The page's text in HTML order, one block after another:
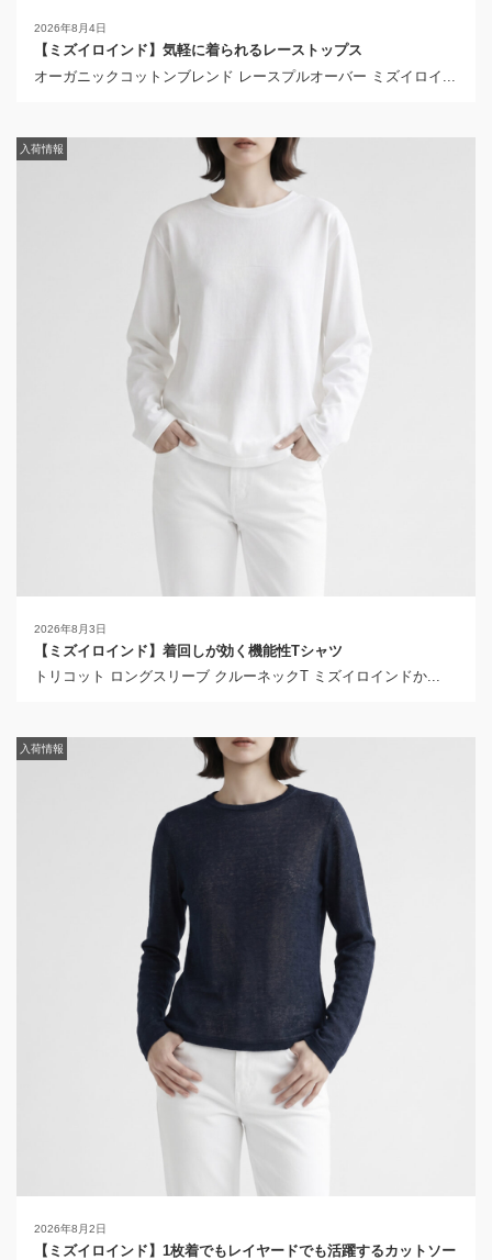
2026年8月4日
【ミズイロインド】気軽に着られるレーストップス
オーガニックコットンブレンド レースプルオーバー ミズイロイ...
2026年8月3日
入荷情報
【ミズイロインド】着回しが効く機能性Tシャツ
トリコット ロングスリーブ クルーネックT ミズイロインドか...
2026年8月2日
入荷情報
【ミズイロインド】1枚着でもレイヤードでも活躍するカットソー
2026年4月28日
【ミズイロインド】デイリーユースにピッタリなデニムワンピー
は...